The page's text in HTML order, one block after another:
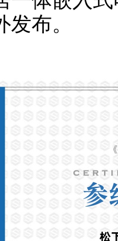
布。